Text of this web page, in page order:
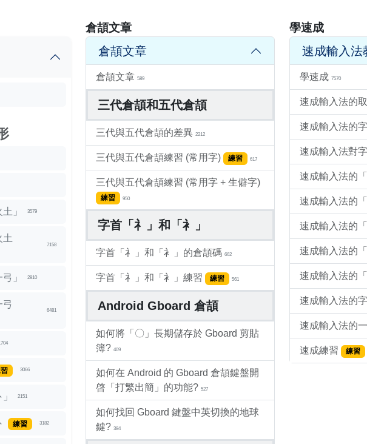
」 3579
土
7158
」 2810
弓
6481
3066
2151
練習 3182
倉頡文章
倉頡文章
倉頡文章 589
三代倉頡和五代倉頡
三代與五代倉頡的差異 2212
三代與五代倉頡練習 (常用字) 練習 617
三代與五代倉頡練習 (常用字 + 生僻字)
練習 950
字首「礻」和「衤」
字首「礻」和「衤」的倉頡碼 662
字首「礻」和「衤」練習 練習 561
Android Gboard 倉頡
如何將「〇」長期儲存於 Gboard 剪貼
簿? 409
如何在 Android 的 Gboard 倉頡鍵盤開
啓「打繁出簡」的功能? 527
如何找回 Gboard 鍵盤中英切換的地球
鍵? 384
學速成
速成輸入法
學速成 7570
速成輸入法的
速成輸入法的
速成輸入法對
速成輸入法的
速成輸入法的
速成輸入法的
速成輸入法的
速成輸入法的
速成輸入法的
速成輸入法的
速成練習 練習